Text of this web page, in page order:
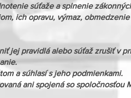
súťaže a splnenie
ich opravu, výmaz,
jej pravidlá alebo súťaž zrušiť v
a súhlasí s jeho podmienkami.
ani spojená so spoločnosťou